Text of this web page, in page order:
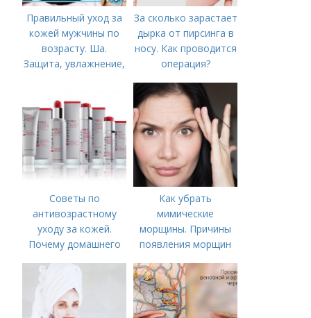
Правильный уход за
кожей мужчины по
возрасту. Ша.
Защита, увлажнение,
За сколько зарастает
дырка от пирсинга в
носу. Как проводится
операция?
Советы по
антивозрастному
уходу за кожей.
Почему домашнего
Как убрать
мимические
морщины. Причины
появления морщин